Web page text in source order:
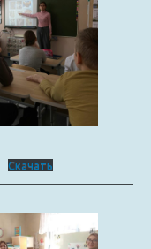
Скачать